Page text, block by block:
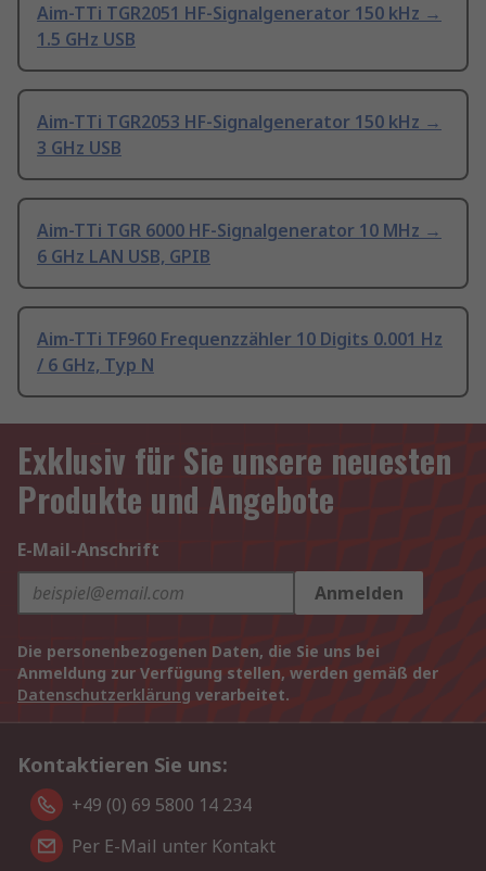
Aim-TTi TGR2051 HF-Signalgenerator 150 kHz →
1.5 GHz USB
Aim-TTi TGR2053 HF-Signalgenerator 150 kHz →
3 GHz USB
Aim-TTi TGR 6000 HF-Signalgenerator 10 MHz →
6 GHz LAN USB, GPIB
Aim-TTi TF960 Frequenzzähler 10 Digits 0.001 Hz
/ 6 GHz, Typ N
Exklusiv für Sie unsere neuesten
Produkte und Angebote
E-Mail-Anschrift
Anmelden
Die personenbezogenen Daten, die Sie uns bei
Anmeldung zur Verfügung stellen, werden gemäß der
Datenschutzerklärung verarbeitet.
Kontaktieren Sie uns:
+49 (0) 69 5800 14 234
Per E-Mail unter Kontakt